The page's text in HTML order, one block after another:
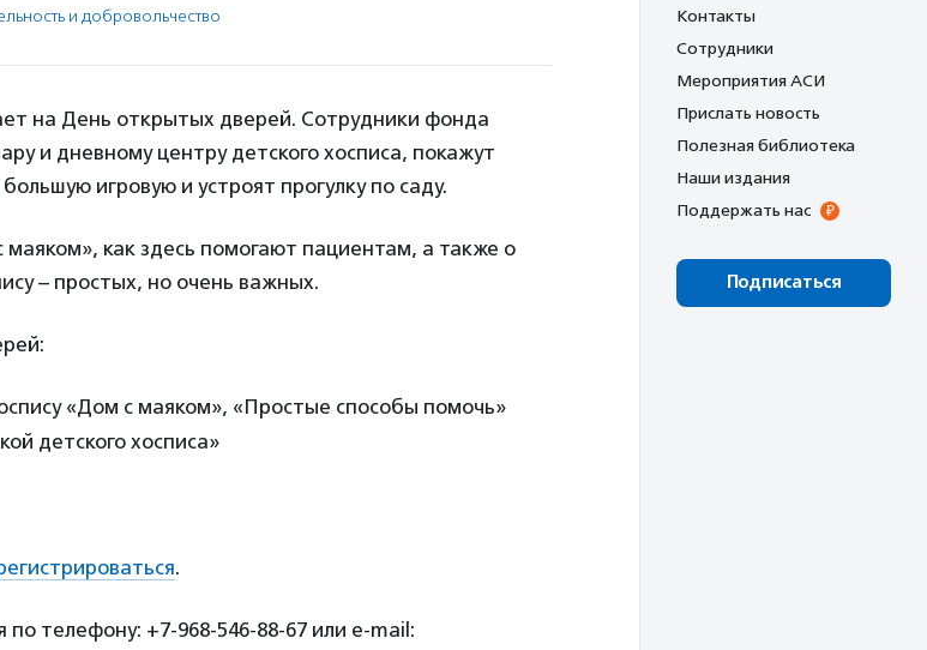
и доброволь­чест­во
на День открытых дверей. Сотрудники фонда
и дневному центру детского хосписа, покажут
игровую и устроят прогулку по саду.
маяком», как здесь помогают пациентам, а также о
– простых, но очень важных.
«Дом с маяком», «Простые способы помочь»
детского хосписа»
.
телефону: +7-968-546-88-67 или e-mail:
Контакты
Сотрудники
Мероприятия АСИ
Прислать новость
Полезная библиотека
Наши издания
Поддержать нас
Подписаться